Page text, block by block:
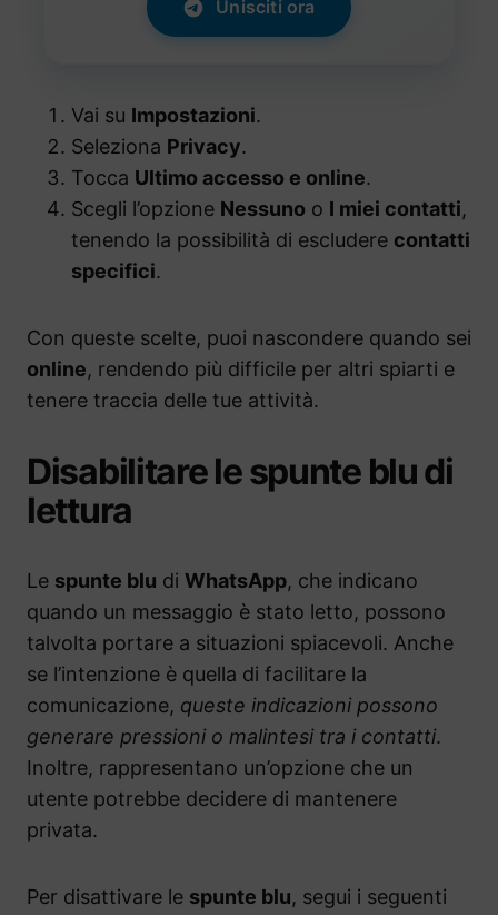
Unisciti ora
Vai su Impostazioni.
Seleziona Privacy.
Tocca Ultimo accesso e online.
Scegli l’opzione Nessuno o I miei contatti,
tenendo la possibilità di escludere contatti
specifici.
Con queste scelte, puoi nascondere quando sei
online, rendendo più difficile per altri spiarti e
tenere traccia delle tue attività.
Disabilitare le spunte blu di
lettura
Le spunte blu di WhatsApp, che indicano
quando un messaggio è stato letto, possono
talvolta portare a situazioni spiacevoli. Anche
se l’intenzione è quella di facilitare la
comunicazione, queste indicazioni possono
generare pressioni o malintesi tra i contatti.
Inoltre, rappresentano un’opzione che un
utente potrebbe decidere di mantenere
privata.
Per disattivare le spunte blu, segui i seguenti